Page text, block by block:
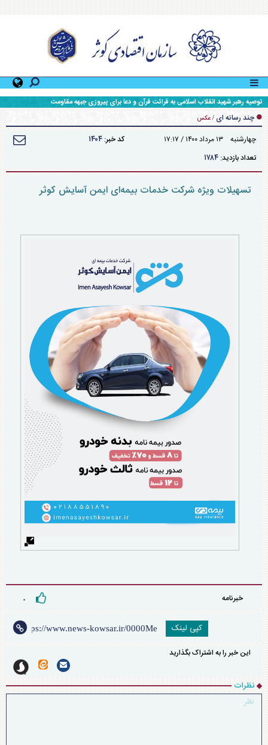
توصیه رهبر شهید انقلاب اسلامی به قرائت قرآن و دعا برای پیروزی جبهه مقاومت
چند رسانه ای / عکس
چهارشنبه ۱۳ مرداد ۱۴۰۰ / ۱۷:۱۷ کد خبر: ۱۴۰۴
تعداد بازدید: ۱۷۸۴
تسهیلات ویژه شرکت خدمات بیمه‌ای ایمن آسایش کوثر
خبرنامه ۰
کپی لینک
این خبر را به اشتراک بگذارید
نظرات